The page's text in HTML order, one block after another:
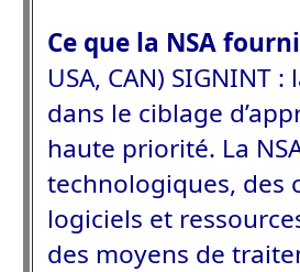
Ce que la NSA
USA, CAN) SIGNINT
dans le ciblage
haute priorité. La
technologiques, des
logiciels et
des moyens de